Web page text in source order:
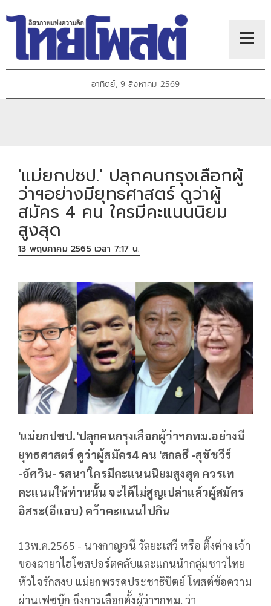
อาทิตย์, 9 สิงหาคม 2569
'แม่ยกปชป.' ปลุกคนกรุงเลือกผู้
ว่าฯอย่างมียุทธศาสตร์ ดูว่าผู้
สมัคร 4 คน ใครมีคะแนนนิยม
สูงสุด
13 พฤษภาคม 2565 เวลา 7:17 น.
'แม่ยกปชป.'ปลุกคนกรุงเลือกผู้ว่าฯกทม.อย่างมี
ยุทธศาสตร์ ดูว่าผู้สมัคร4 คน 'สกลธี -สุชัชวีร์
-อัศวิน- รสนา'ใครมีคะแนนนิยมสูงสุด ควรเท
คะแนนให้ท่านนั้น จะได้ไม่สูญเปล่าแล้วผู้สมัคร
อิสระ(อีแอบ) คว้าคะแนนไปกิน
13พ.ค.2565 - นางกาญจนี วัลยะเสวี หรือ ติ๊งต่าง เจ้า
ของฉายาไฮโซสปอร์ตคลับและแกนนำกลุ่มชาวไทย
หัวใจรักสงบ แม่ยกพรรคประชาธิปัตย์ โพสต์ข้อความ
ผ่านเฟซบุ๊ก ถึงการเลือกตั้งผู้ว่าฯกทม. ว่า